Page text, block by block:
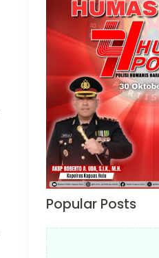
Popular Posts